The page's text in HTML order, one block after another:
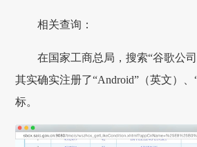
相关查询：
在国家工商总局，搜索“谷歌公
其实确实注册了“Android”（英文）、
标。